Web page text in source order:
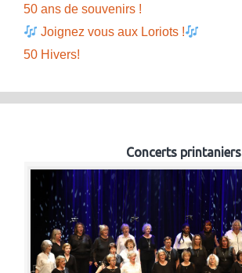
50 ans de souvenirs !
Joignez vous aux Loriots !
50 Hivers!
Concerts printaniers